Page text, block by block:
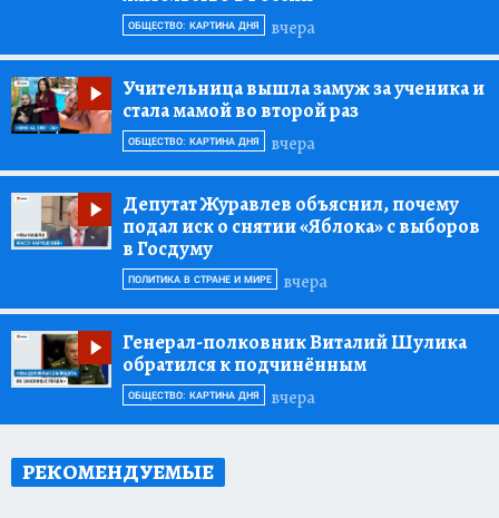
вчера
ОБЩЕСТВО: КАРТИНА ДНЯ
Учительница вышла замуж за ученика и
стала мамой во второй раз
вчера
ОБЩЕСТВО: КАРТИНА ДНЯ
Депутат Журавлев объяснил, почему
подал иск о снятии «Яблока» с выборов
в Госдуму
вчера
ПОЛИТИКА В СТРАНЕ И МИРЕ
Генерал-полковник Виталий Шулика
обратился к подчинённым
вчера
ОБЩЕСТВО: КАРТИНА ДНЯ
РЕКОМЕНДУЕМЫЕ